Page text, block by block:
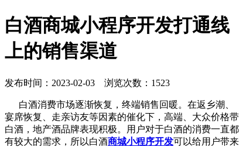
白酒商城小程序开发打通线
上的销售渠道
发布时间：2023-02-03 浏览次数：1523
白酒消费市场逐渐恢复，终端销售回暖。在返乡潮、
宴席恢复、走亲访友等因素的催化下，高端、大众价格带
白酒，地产酒品牌表现积极。用户对于白酒的消费一直都
有较大的需求，所以白酒商城小程序开发可以给用户带来